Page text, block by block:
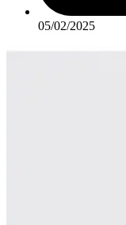
05/02/2025